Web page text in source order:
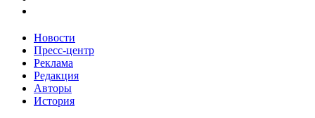
Новости
Пресс-центр
Реклама
Редакция
Авторы
История